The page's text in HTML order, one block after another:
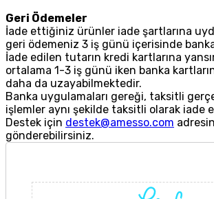
Geri Ödemeler
İade ettiğiniz ürünler iade şartlarına
geri ödemeniz 3 iş günü içerisinde
İade edilen tutarın kredi kartlarına
ortalama 1-3 iş günü iken banka
daha da uzayabilmektedir.
Banka uygulamaları gereği, taksitli
işlemler aynı şekilde taksitli olarak iade
Destek için destek@amesso.com
gönderebilirsiniz.